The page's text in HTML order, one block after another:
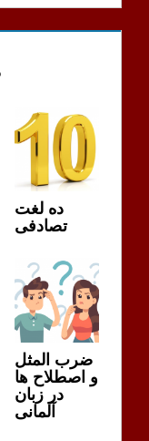
ده لغت
تصادفی
ضرب المثل
و اصطلاح ها
در زبان
آلمانی